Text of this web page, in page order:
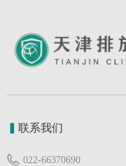
联系我们
022-66370690